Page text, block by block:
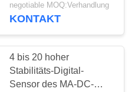
Fernmembrandichtung
negotiable MOQ:Verhandlung
KONTAKT
4 bis 20 hoher
Stabilitäts-Digital-
Sensor des MA-DC-